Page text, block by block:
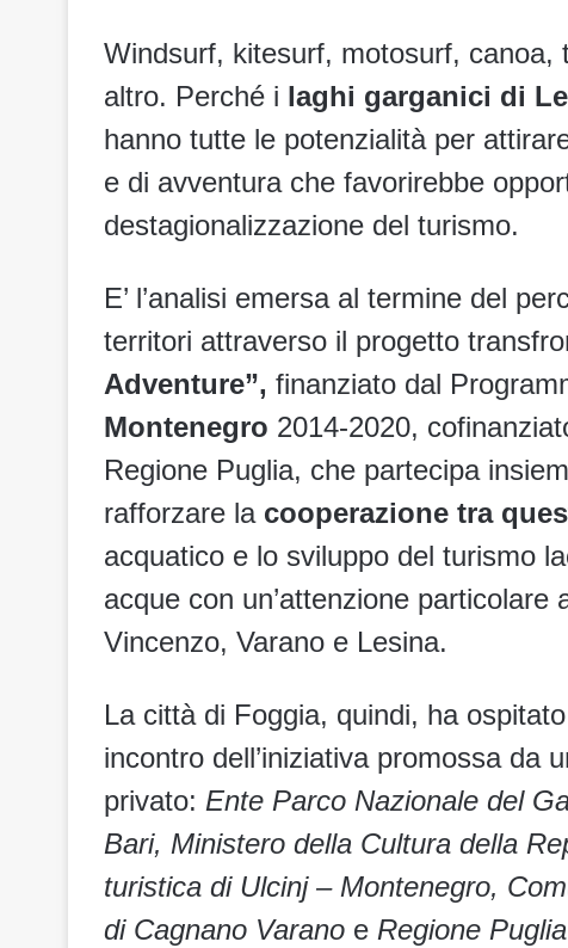
Windsurf, kitesurf, motosurf,
altro. Perché i laghi garganici di
hanno tutte le potenzialità per
e di avventura che favorirebbe
destagionalizzazione del turismo.
E’ l’analisi emersa al termine del
territori attraverso il progetto
Adventure”, finanziato dal
Montenegro 2014-2020,
Regione Puglia, che partecipa
rafforzare lacooperazione tra
acquatico e lo sviluppo del turismo
acque con un’attenzione
Vincenzo, Varano e Lesina.
La città di Foggia, quindi, ha
incontro dell’iniziativa promossa da
privato: Ente Parco Nazionale del
Bari, Ministero della Cultura della
turistica di Ulcinj – Montenegro,
di Cagnano Varano e Regione